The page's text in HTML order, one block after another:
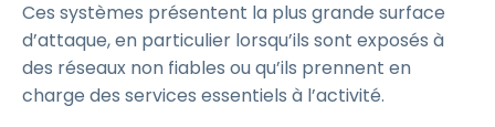
Ces systèmes présentent la plus grande surface
d’attaque, en particulier lorsqu’ils sont exposés à
des réseaux non fiables ou qu’ils prennent en
charge des services essentiels à l’activité.